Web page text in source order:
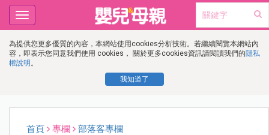
為提供您更多優質的內容，本網站使用cookies分析技術。若繼續閱覽本網站內
容，即表示您同意我們使用 cookies， 關於更多cookies資訊請閱讀我們的隱私
權說明 。
我知道了
Toggle
navigation
首頁 專欄 部落客專欄